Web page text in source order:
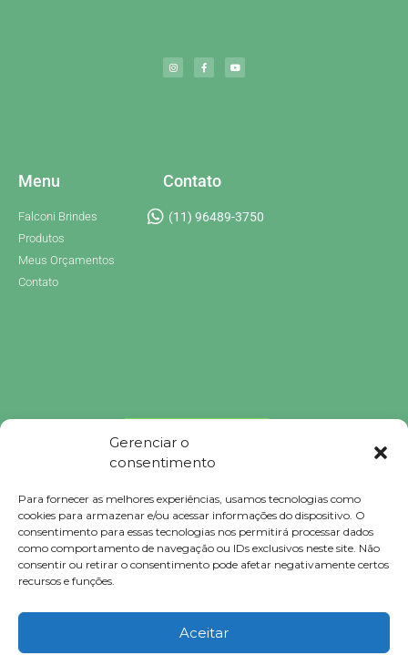
Gerenciar o
consentimento
Para fornecer as melhores experiências, usamos tecnologias como
cookies para armazenar e/ou acessar informações do dispositivo. O
consentimento para essas tecnologias nos permitirá processar dados
como comportamento de navegação ou IDs exclusivos neste site. Não
consentir ou retirar o consentimento pode afetar negativamente certos
recursos e funções.
Aceitar
Menu
Falconi Brindes
Produtos
Meus Orçamentos
Contato
Contato
(11) 96489-3750
Brindes Personalizados
Brindes Personalizados SP
Brindes Corporativos
Brindes Corporativos SP
Brindes Promocionais
Brindes Ecológicos
Brindes Executivos